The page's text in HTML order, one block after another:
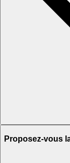
Proposez-vous